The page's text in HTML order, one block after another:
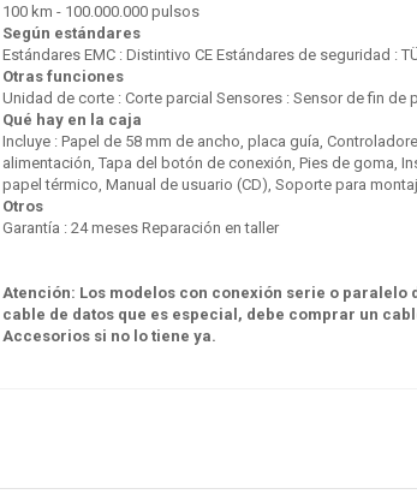
100 km - 100.000.000 pulsos
Según estándares
Estándares EMC : Distintivo CE Estándares de seguridad :
Otras funciones
Unidad de corte : Corte parcial Sensores : Sensor de fin de
Qué hay en la caja
Incluye : Papel de 58 mm de ancho, placa guía,
alimentación, Tapa del botón de conexión, Pies de goma,
papel térmico, Manual de usuario (CD), Soporte para
Otros
Garantía : 24 meses Reparación en taller
Atención: Los modelos con conexión serie o paralelo
cable de datos que es especial, debe comprar un
Accesorios si no lo tiene ya.
SCHNEIDER 50SC691K